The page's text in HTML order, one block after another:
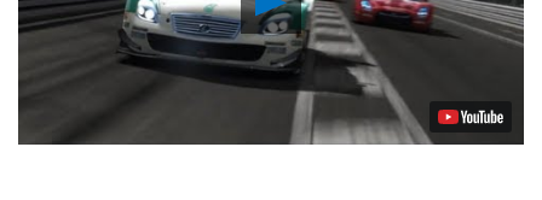
Vídeo